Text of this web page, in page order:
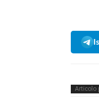
Articolo